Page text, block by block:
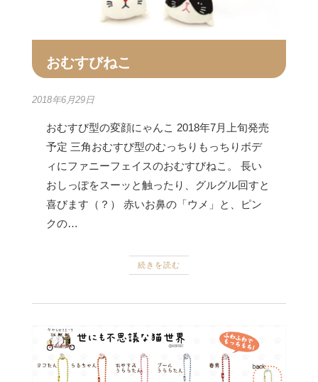
おむすびねこ
2018年6月29日
おむすび型の変顔にゃんこ 2018年7月上旬発売
予定 三角おむすび型のむっちりもっちりボデ
ィにファニーフェイスのおむすびねこ。 長い
おしっぽをスーッと触ったり、グルグル回すと
喜びます（？） 赤いお鼻の「ウメ」と、ピン
クの…
続きを読む